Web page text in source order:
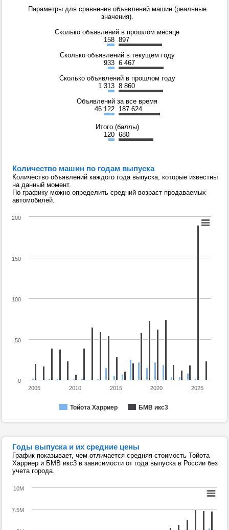
Параметры для сравнения объявлений машин (реальные
значения).
Сколько объявлений в прошлом месяце
158 897
Сколько объявлений в текущем году
933 6 467
Сколько объявлений в прошлом году
1 313 8 860
Объявлений за все время
46 122 187 624
Итого (баллы)
120 680
Количество машин по годам выпуска
Количество объявлений каждого года выпуска, которые известны
на данный момент.
По графику можно определить средний возраст продаваемых
автомобилей.
Тойота Харриер БМВ икс3
2005 2010 2015 2020 2025
0
50
100
150
200
Годы выпуска и их средние цены
График показывает, чем отличается средняя стоимость Тойота
Харриер и БМВ икс3 в зависимости от года выпуска в России без
учета города.
7.5M
10M